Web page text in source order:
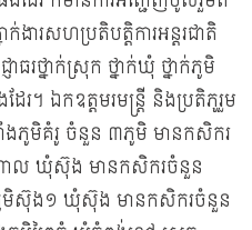
ងារសហប្រតិបត្តិការអន្តរជាតិ
ាធរថ្នាក់ស្រុក ថ្នាក់ឃុំ ថ្នាក់ភូមិ
ែរ។ ឯកឧត្ដមរមន្រ្ដី និងប្រតិភូរួម
ងភូមិគំរូ ចំនួន ៣ភូមិ មានកសិករ
ាល ឃុំស៊ុង មានកសិករចំនួន
មិស៊ុង១ ឃុំស៊ុង មានកសិករចំនួន